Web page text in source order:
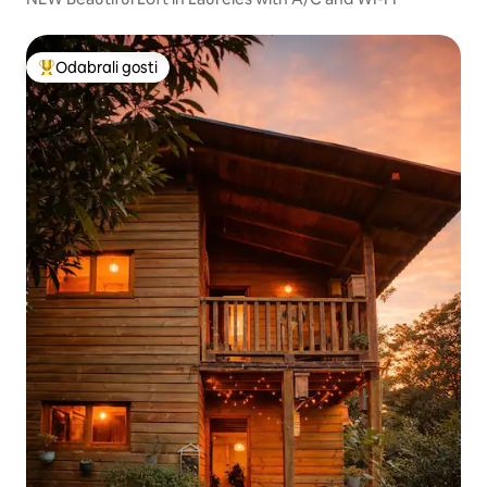
Među najviše rangiranima s oznakom „Odabrali gosti”
Odabrali gosti